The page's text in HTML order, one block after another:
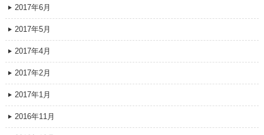
2017年6月
2017年5月
2017年4月
2017年2月
2017年1月
2016年11月